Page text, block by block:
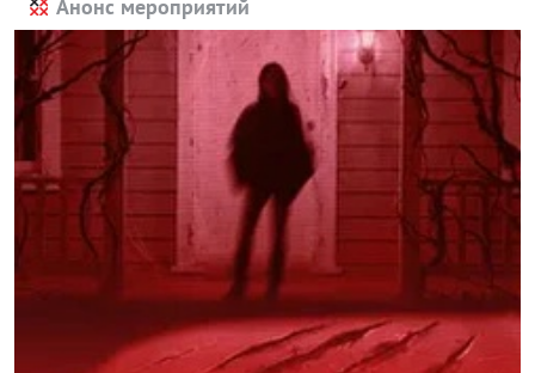
Анонс мероприятий